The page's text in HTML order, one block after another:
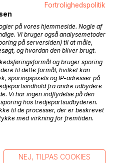
i familien. Vi har
naturen kan være med
stress, fordi man finder en
mad over bål og
kroppen placeret mod
sammenhænge og
og øvelser i forhold til,
af en helende proces. Der
hvordan elementer fra
at tale.
i sit gæsteforord:
Fortrolighedspolitik
på vores hjemmeside. Nogle af
Vi bruger også analysemetoder
på serversiden) til at måle,
og hvordan den bliver brugt.
og bruger sporing
til dette formål, hvilket kan
sporingspixels og IP-adresser på
fra andre udbydere
Vi har ingen indflydelse på den
hos tredjepartsudbyderen.
til de processer, der er beskrevet
med virkning for fremtiden.
NEJ, TILPAS COOKIES